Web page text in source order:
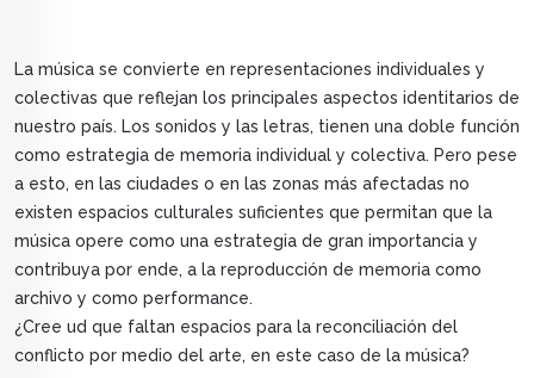
La música se convierte en representaciones individuales y
colectivas que reflejan los principales aspectos identitarios de
nuestro país. Los sonidos y las letras, tienen una doble función
como estrategia de memoria individual y colectiva. Pero pese
a esto, en las ciudades o en las zonas más afectadas no
existen espacios culturales suficientes que permitan que la
música opere como una estrategia de gran importancia y
contribuya por ende, a la reproducción de memoria como
archivo y como performance.
¿Cree ud que faltan espacios para la reconciliación del
conflicto por medio del arte, en este caso de la música?